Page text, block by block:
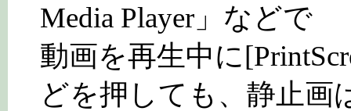
Media Player」などで
動画を再生中に
どを押しても、静止画